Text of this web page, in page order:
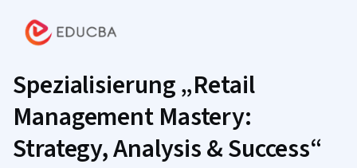
Spezialisierung „Retail
Management Mastery:
Strategy, Analysis & Success“